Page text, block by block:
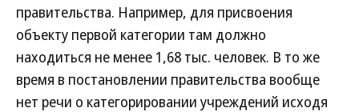
правительства. Например, для присвоения
объекту первой категории там должно
находиться не менее 1,68 тыс. человек. В то же
время в постановлении правительства вообще
нет речи о категорировании учреждений исходя